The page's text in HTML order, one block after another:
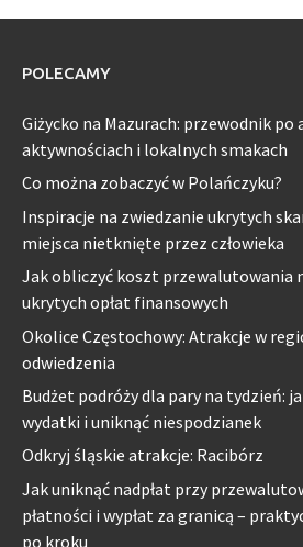
POLECAMY
Giżycko na Mazurach: przewodnik po
aktywnościach i lokalnych smakach
Co można zobaczyć w Polańczyku?
Inspiracje na zwiedzanie ukrytych
miejsca nietknięte przez człowieka
Jak obliczyć koszt przewalutowania
ukrytych opłat finansowych
Okolice Częstochowy: Atrakcje w
odwiedzenia
Budżet podróży dla pary na tydzień:
wydatki i uniknąć niespodzianek
Odkryj śląskie atrakcje: Racibórz
Jak uniknąć nadpłat przy
płatności i wypłat za granicą –
po kroku